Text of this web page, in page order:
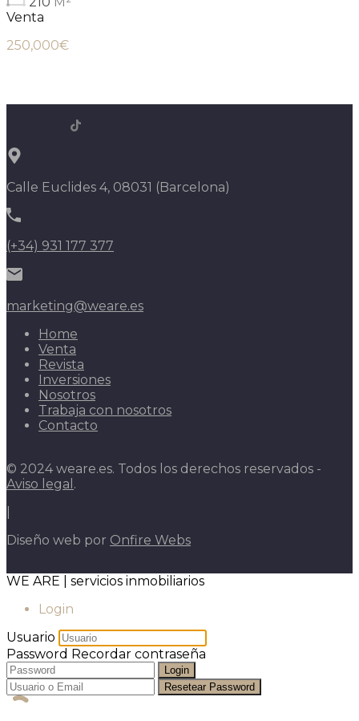
Venta
250,000€
Calle Euclides 4, 08031 (Barcelona)
(+34) 931 177 377
marketing@weare.es
Home
Venta
Revista
Inversiones
Nosotros
Trabaja con nosotros
Contacto
© 2024 weare.es. Todos los derechos reservados -
Aviso legal .
Diseño web por Onfire Webs
WE ARE | servicios inmobiliarios
Login
Usuario
Password Recordar contraseña
Login
Resetear Password